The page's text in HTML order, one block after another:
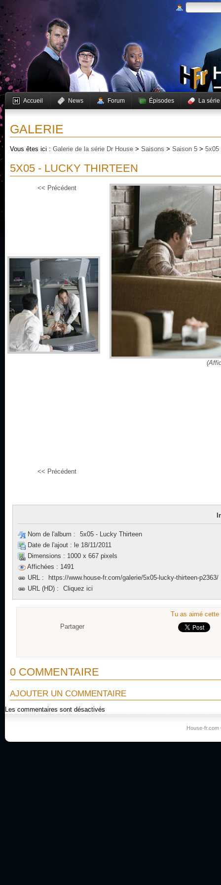
Accueil News Forum Épisodes La série
GALERIE
Vous êtes ici : Galerie de la série Dr House > Saisons > Saison 5 > 5x05
5X05 - LUCKY THIRTEEN
<< Précédent
<< Précédent
Nom de l'album :
5x05 - Lucky Thirteen
Date de l'ajout : le 18/11/2011
Dimensions : 1000 x 667 pixels
Affichées : 1491
URL :
https://www.house-fr.com/galerie/5x05-lucky-thirteen-p2363/
URL (HD) :
Cliquez ici
Tu as aimé
Partager
0 COMMENTAIRE
AJOUTER UN COMMENTAIRE
Les commentaires sont désactivés
House-